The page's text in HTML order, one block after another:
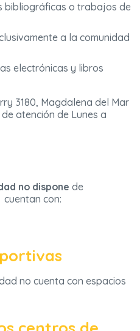
bibliográficas o trabajos de
a la comunidad
electrónicas y libros
3180, Magdalena del Mar
atención de Lunes a
no dispone de
con:
no cuenta con espacios